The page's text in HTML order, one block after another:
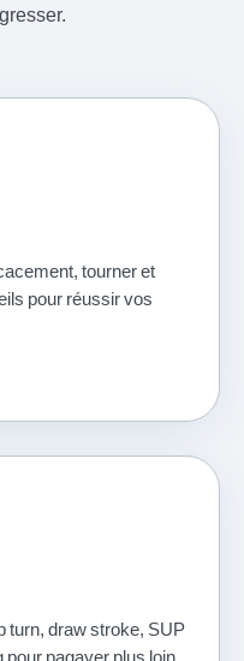
tourner et
pour réussir vos
turn, draw stroke, SUP
pour pagayer plus loin